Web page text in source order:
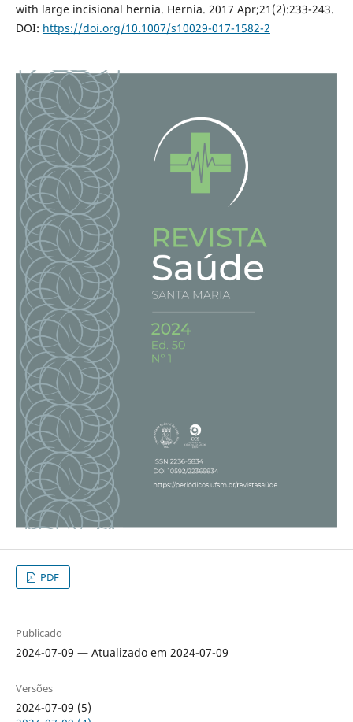
with large incisional hernia. Hernia. 2017 Apr;21(2):233-243.
DOI: https://doi.org/10.1007/s10029-017-1582-2
PDF
Publicado
2024-07-09 — Atualizado em 2024-07-09
Versões
2024-07-09 (5)